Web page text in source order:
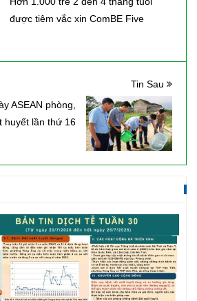
được tiêm vắc xin ComBE Five
Tin Sau
ASEAN phòng,
huyết lần thứ 16